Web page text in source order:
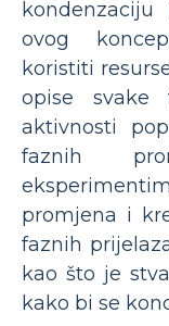
ovog
koristiti
opise svake
aktivnosti
faznih
promjena i
faznih
kao što je
kako bi se